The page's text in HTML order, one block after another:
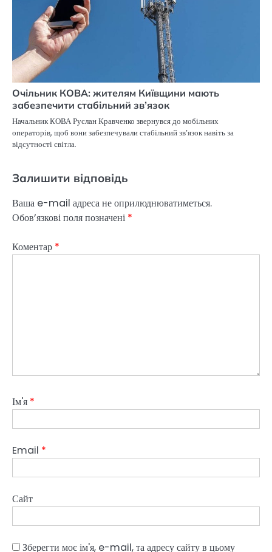
Очільник КОВА: жителям Київщини мають
забезпечити стабільний зв’язок
Начальник КОВА Руслан Кравченко звернувся до мобільних
операторів, щоб вони забезпечували стабільний зв’язок навіть за
відсутності світла.
Залишити відповідь
Ваша e-mail адреса не оприлюднюватиметься.
Обов’язкові поля позначені *
Коментар *
Ім'я *
Email *
Сайт
Зберегти моє ім'я, e-mail, та адресу сайту в цьому